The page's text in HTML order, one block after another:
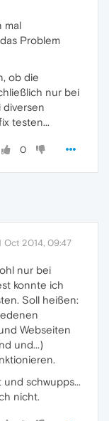
mal
Problem
ob die
nur bei
testen...
0
Oct 2014, 09:47
nur bei
konnte ich
Soll heißen:
Webseiten
und...)
schwupps...
nicht.